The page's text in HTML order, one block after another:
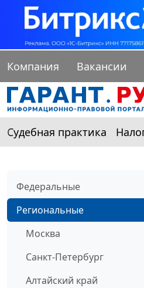
Компания Вакансии
Судебная практика
Федеральные
Региональные
Москва
Санкт-Петербург
Алтайский край